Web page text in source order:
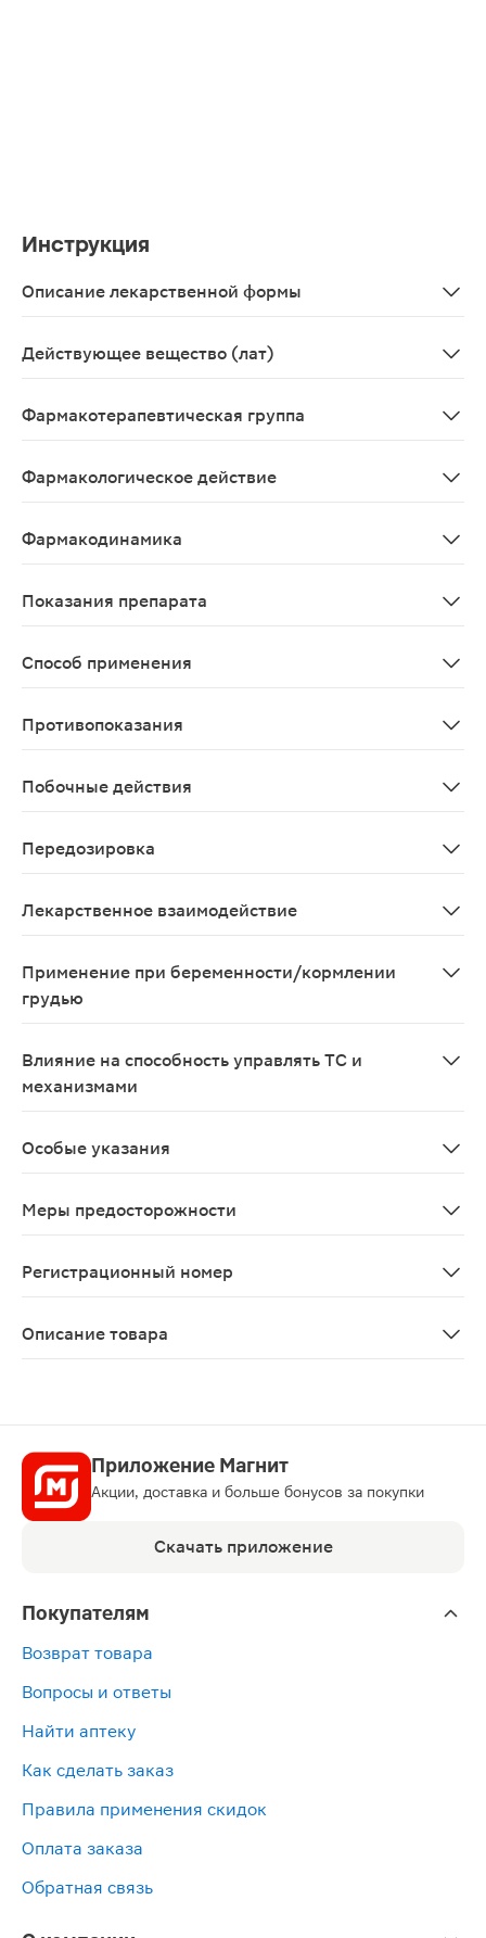
Инструкция
Описание лекарственной формы
Действующее вещество (лат)
Фармакотерапевтическая группа
Фармакологическое действие
Фармакодинамика
Показания препарата
Способ применения
Противопоказания
Побочные действия
Передозировка
Лекарственное взаимодействие
Применение при беременности/кормлении
грудью
Влияние на способность управлять ТС и
механизмами
Особые указания
Меры предосторожности
Регистрационный номер
Описание товара
Приложение Магнит
Акции, доставка и больше бонусов за покупки
Скачать приложение
Покупателям
Возврат товара
Вопросы и ответы
Найти аптеку
Как сделать заказ
Правила применения скидок
Оплата заказа
Обратная связь